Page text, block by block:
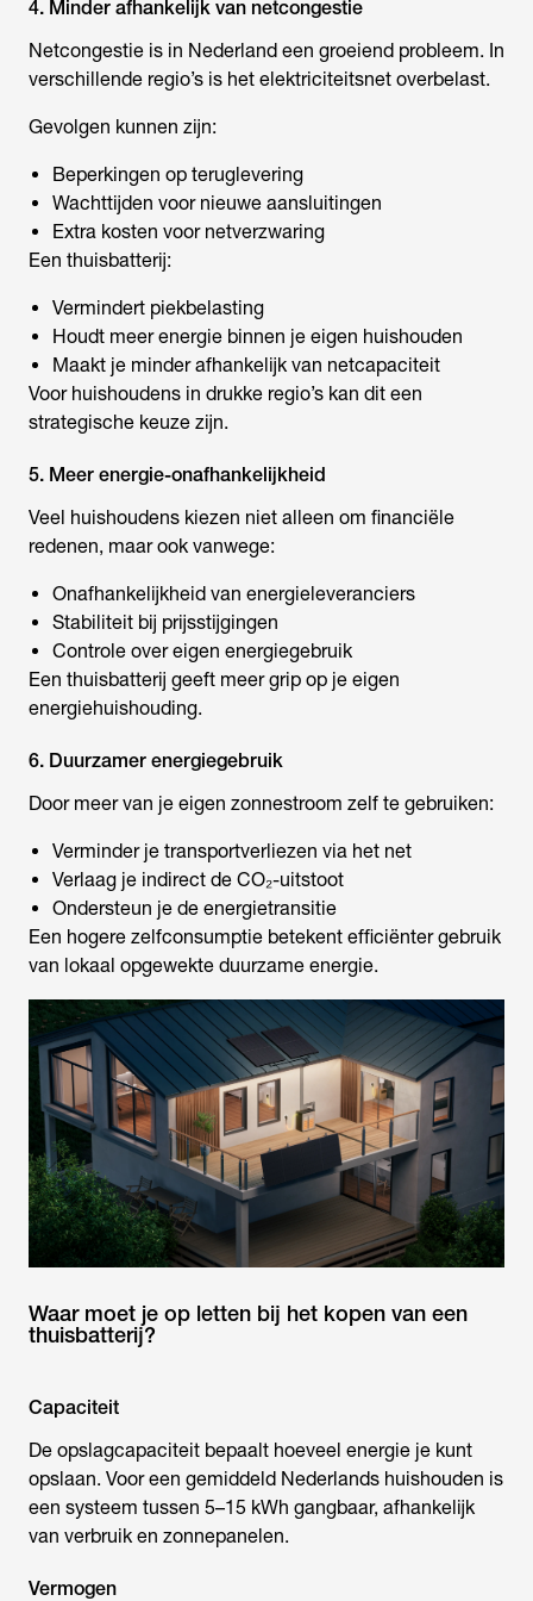
4. Minder afhankelijk van netcongestie
Netcongestie is in Nederland een groeiend probleem. In
verschillende regio’s is het elektriciteitsnet overbelast.
Gevolgen kunnen zijn:
Beperkingen op teruglevering
Wachttijden voor nieuwe aansluitingen
Extra kosten voor netverzwaring
Een thuisbatterij:
Vermindert piekbelasting
Houdt meer energie binnen je eigen huishouden
Maakt je minder afhankelijk van netcapaciteit
Voor huishoudens in drukke regio’s kan dit een
strategische keuze zijn.
5. Meer energie-onafhankelijkheid
Veel huishoudens kiezen niet alleen om financiële
redenen, maar ook vanwege:
Onafhankelijkheid van energieleveranciers
Stabiliteit bij prijsstijgingen
Controle over eigen energiegebruik
Een thuisbatterij geeft meer grip op je eigen
energiehuishouding.
6. Duurzamer energiegebruik
Door meer van je eigen zonnestroom zelf te gebruiken:
Verminder je transportverliezen via het net
Verlaag je indirect de CO₂-uitstoot
Ondersteun je de energietransitie
Een hogere zelfconsumptie betekent efficiënter gebruik
van lokaal opgewekte duurzame energie.
Waar moet je op letten bij het kopen van een
thuisbatterij?
Capaciteit
De opslagcapaciteit bepaalt hoeveel energie je kunt
opslaan. Voor een gemiddeld Nederlands huishouden is
een systeem tussen 5–15 kWh gangbaar, afhankelijk
van verbruik en zonnepanelen.
Vermogen